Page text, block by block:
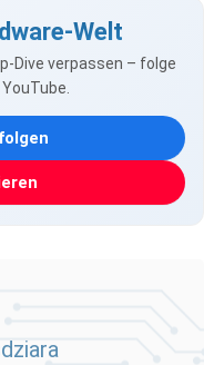
Welt
Dive verpassen – folge